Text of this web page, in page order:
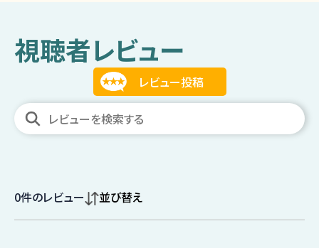
視聴者レビュー
0件のレビュー 並び替え